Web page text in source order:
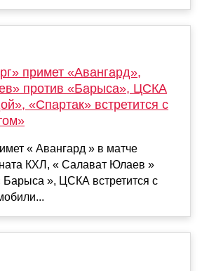
примет «Авангард»,
против «Барыса», ЦСКА
«Спартак» встретится с
« Авангард » в матче
КХЛ, « Салават Юлаев »
Барыса », ЦСКА встретится с